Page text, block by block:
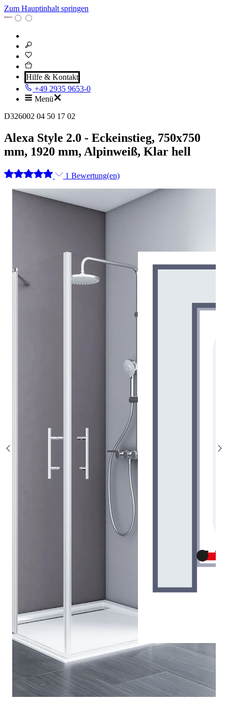
Zum Hauptinhalt springen
Hilfe & Kontakt
+49 2935 9653-0
Menü
D326002 04 50 17 02
Alexa Style 2.0 - Eckeinstieg, 750x750
mm, 1920 mm, Alpinweiß, Klar hell
1 Bewertung(en)